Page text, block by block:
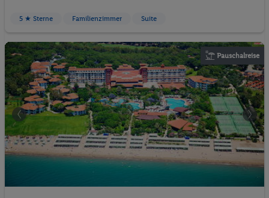
5 ★ Sterne Familienzimmer Suite
Pauschalreise